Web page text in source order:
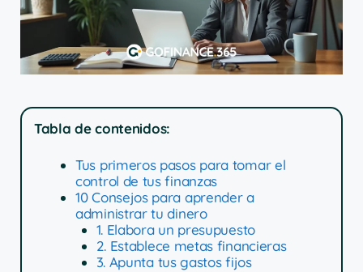
Tabla de contenidos:
Tus primeros pasos para tomar el
control de tus finanzas
10 Consejos para aprender a
administrar tu dinero
1. Elabora un presupuesto
2. Establece metas financieras
3. Apunta tus gastos fijos